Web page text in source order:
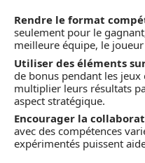
Rendre le format
seulement pour le
meilleure équipe, le
Utiliser des éléments
de bonus pendant les
multiplier leurs résultats
aspect stratégique.
Encourager la
avec des compétences
expérimentés puissent